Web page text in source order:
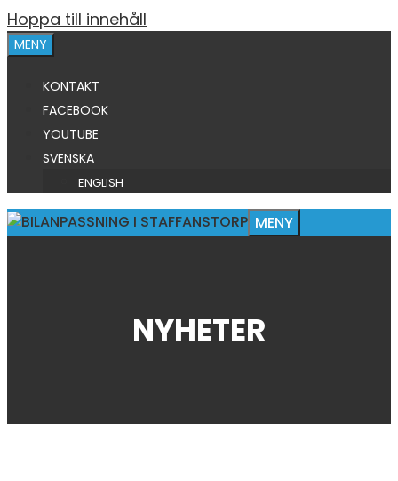
Hoppa till innehåll
MENY
KONTAKT
FACEBOOK
YOUTUBE
SVENSKA
ENGLISH
MENY
NYHETER